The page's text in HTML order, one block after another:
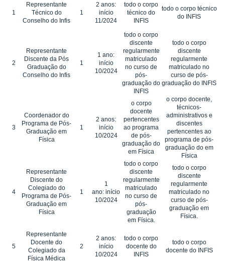
1
Representante
Técnico do
Conselho do Infis
1
2 anos:
início
11/2024
todo o corpo
técnico do
INFIS
todo o corpo técnico
do INFIS
2
Representante
Discente da Pós
Graduação do
Conselho do Infis
1
1 ano:
início
10/2024
todo o corpo
discente
regularmente
matriculado
no curso de
pós-
graduação do
INFIS
todo o corpo
discente
regularmente
matriculado no
curso de pós-
graduação do INFIS
3
Coordenador do
Programa de Pós-
Graduação em
Física
1
2 anos:
início
10/2024
o corpo
docente
pertencentes
ao programa
de pós-
graduação do
em Física
o corpo docente,
técnicos-
administrativos e
discentes
pertencentes ao
programa de pós-
graduação do em
Física
4
Representante
Discente do
Colegiado do
Programa de Pós-
Graduação em
Física
1
1
ano: início
10/2024
todo o corpo
discente
regularmente
matriculado
no curso de
pós-
graduação
em Física.
todo o corpo
discente
regularmente
matriculado no
curso de pós-
graduação em
Física.
5
Representante
Docente do
Colegiado da
Física Médica
2
2 anos:
início
10/2024
todo o corpo
docente do
INFIS
todo o corpo
docente do INFIS